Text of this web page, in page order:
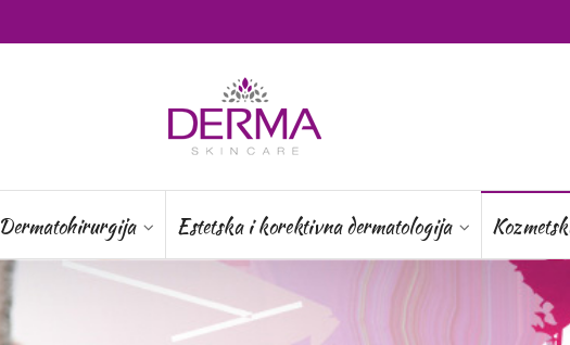
Dermatohirurgija Estetska i korektivna dermatologija